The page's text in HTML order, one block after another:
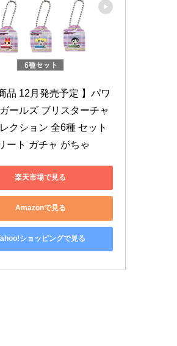
品 12月発売予定 】パワ
ールズ ブリスターチャ
クション 全6種 セット
ート ガチャ がちゃ
楽天市場で見る
Amazonで見る
ショッピングで見る